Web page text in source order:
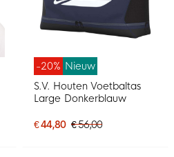
-20% Nieuw
S.V. Houten Voetbaltas
Large Donkerblauw
€ 44,80 € 56,00